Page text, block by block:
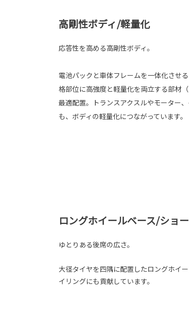
高剛性ボディ/軽量化
応答性を高める高剛性ボディ。
電池パックと車体フレームを一体化させ
格部位に高強度と軽量化を両立する部材
最適配置。トランスアクスルやモーター
も、ボディの軽量化につながっています。
ロングホイールベース/ショ
ゆとりある後席の広さ。
大径タイヤを四隅に配置したロングホイ
イリングにも貢献しています。